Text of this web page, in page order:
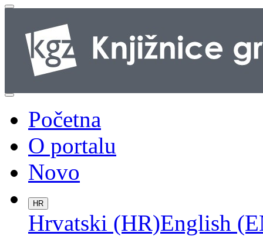
Početna
O portalu
Novo
HR
Hrvatski (HR)English